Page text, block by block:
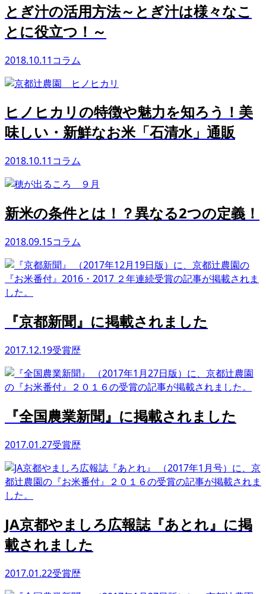
とぎ汁の活用方法～とぎ汁は様々なこ
とに役立つ！～
2018.10.11 コラム
ヒノヒカリの特徴や魅力を知ろう！美
味しい・新鮮なお米「石清水」通販
2018.10.11 コラム
新米の条件とは！？異なる2つの定義！
2018.09.15コラム
『京都新聞』に掲載されました
2017.12.19受賞歴
『全国農業新聞』に掲載されました
2017.01.27受賞歴
JA京都やましろ広報誌『あとれ』に掲
載されました
2017.01.22受賞歴